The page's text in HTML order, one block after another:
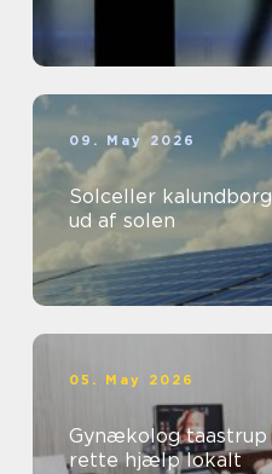
09. May 2026
Solceller kalundborg sådan får du
ud af solen
05. May 2026
Gynækolog taastrup sådan finder du den
rette hjælp lokalt